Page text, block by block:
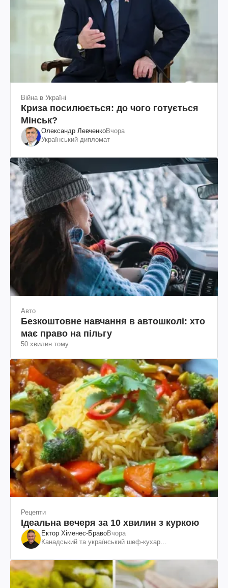
Війна в Україні
Криза посилюється: до чого готується
Мінськ?
Олександр ЛевченкоВчора
Український дипломат
Авто
Безкоштовне навчання в автошколі: хто
має право на пільгу
50 хвилин тому
Рецепти
Ідеальна вечеря за 10 хвилин з куркою
Ектор Хіменес-БравоВчора
Канадський та український шеф-кухар